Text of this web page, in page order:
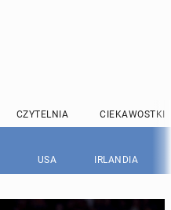
CZYTELNIA CIEKAWOSTKI
USA IRLANDIA